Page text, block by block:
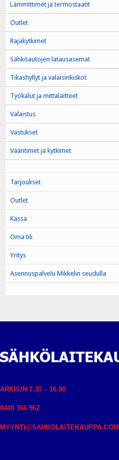
Lämmittimet ja termostaatit
Outlet
Rajakytkimet
Sähköautojen latausasemat
Tikashyllyt ja valaisinkiskot
Työkalut ja mittalaitteet
Valaistus
Vastukset
Vääntimet ja kytkimet
Tarjoukset
Outlet
Kassa
Oma tili
Yritys
Asennuspalvelu Mikkelin seudulla
ARKISIN 7.30 – 16.00
0440 366 962
MYYNTI@SAHKOLAITEKAUPPA.COM